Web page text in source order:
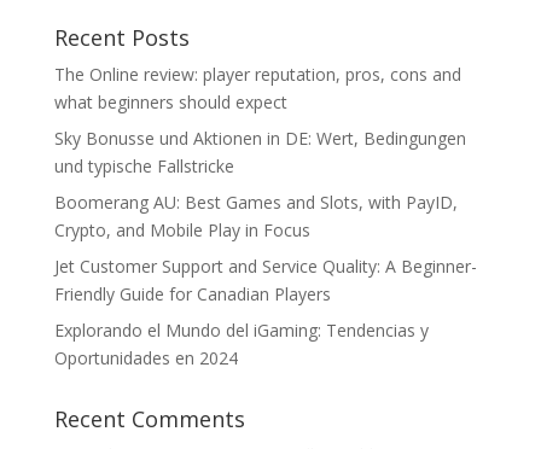
Recent Posts
The Online review: player reputation, pros, cons and
what beginners should expect
Sky Bonusse und Aktionen in DE: Wert, Bedingungen
und typische Fallstricke
Boomerang AU: Best Games and Slots, with PayID,
Crypto, and Mobile Play in Focus
Jet Customer Support and Service Quality: A Beginner-
Friendly Guide for Canadian Players
Explorando el Mundo del iGaming: Tendencias y
Oportunidades en 2024
Recent Comments